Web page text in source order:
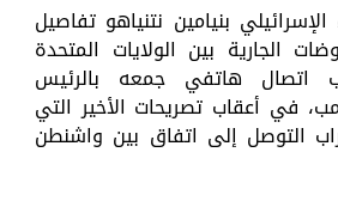
بنيامين نتنياهو تفاصيل
الجارية بين الولايات المتحدة
اتصال هاتفي جمعه بالرئيس
في أعقاب تصريحات الأخير التي
التوصل إلى اتفاق بين واشنطن